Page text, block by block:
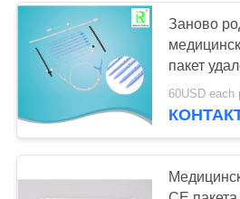
каменный
Заново
пакет
катетера
60USD each